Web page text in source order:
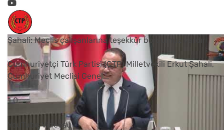
Şahali: Meclis çalışanlarına teşekkür borcumuz vardır
Cumhuriyetçi Türk Partisi (CTP) Milletvekili Erkut Şahali,
Cumhuriyet Meclisi Genel...
1 0
YouTube Videosu